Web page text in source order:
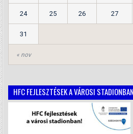
« nov
24 25 26 27
31
HFC FEJLESZTÉSEK A VÁROSI STADIONBAN